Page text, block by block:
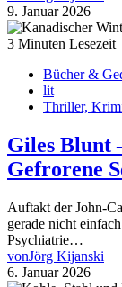
9. Januar 2026
3 Minuten Lesezeit
Bücher &
lit
Thriller,
Giles Blunt
Gefrorene
Auftakt der John-
gerade nicht
Psychiatrie…
vonJörg Kijanski
6. Januar 2026